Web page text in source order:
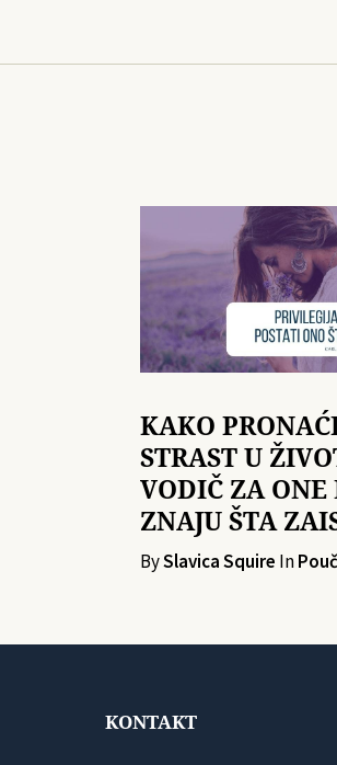
KAKO
STRAST U
VODIČ ZA ONE
ZNAJU ŠTA
BySlavica Squire In
KONTAKT